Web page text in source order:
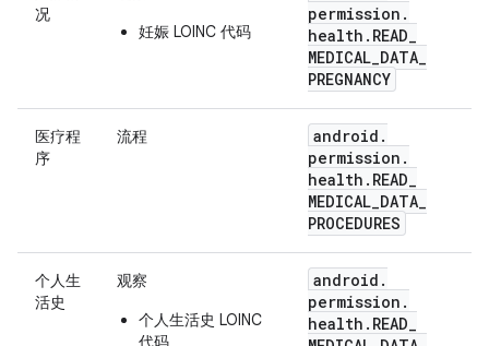
况
妊娠 LOINC 代码
permission .
health . READ_
MEDICAL_DATA_
PREGNANCY
医疗程
序
流程 android .
permission .
health . READ_
MEDICAL_DATA_
PROCEDURES
个人生
活史
观察
个人生活史 LOINC
代码
android .
permission .
health . READ_